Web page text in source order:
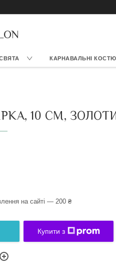
КАРНАВАЛЬНІ
10 СМ,
на сайті — 200 ₴
Купити з